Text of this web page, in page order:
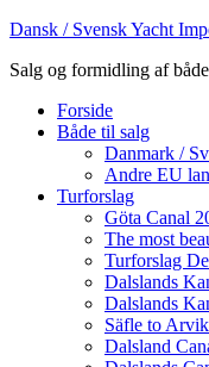
Dansk / Svensk Yacht
Salg og formidling af
Forside
Både til salg
Danmark /
Andre EU
Turforslag
Göta Canal
The most
Turforslag
Dalslands
Dalslands
Säfle to
Dalsland